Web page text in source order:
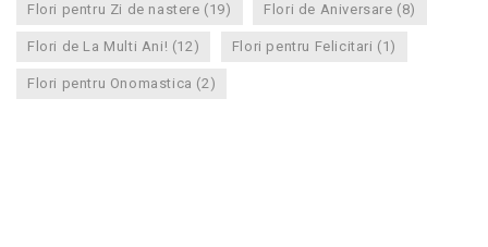
Flori pentru Zi de nastere (19) Flori de Aniversare (8)
Flori de La Multi Ani! (12) Flori pentru Felicitari (1)
Flori pentru Onomastica (2)